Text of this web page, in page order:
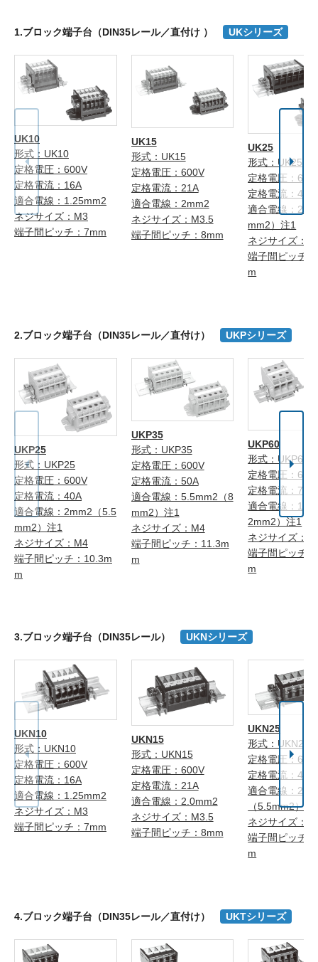
1.ブロック端子台（DIN35レール／直付け ） UKシリーズ
UK10
形式：UK10
定格電圧：600V
定格電流：16A
適合電線：1.25mm2
ネジサイズ：M3
端子間ピッチ：7mm
UK15
形式：UK15
定格電圧：600V
定格電流：21A
適合電線：2mm2
ネジサイズ：M3.5
端子間ピッチ：8mm
UK25
形式：UK25
定格電圧：
定格電流：40A
適合電線：
mm2）注1
ネジサイズ：
端子間ピッチ
m
2.ブロック端子台（DIN35レール／直付け） UKPシリーズ
UKP25
形式：UKP25
定格電圧：600V
定格電流：40A
適合電線：2mm2（5.5
mm2）注1
ネジサイズ：M4
端子間ピッチ：10.3m
m
UKP35
形式：UKP35
定格電圧：600V
定格電流：50A
適合電線：5.5mm2（8
mm2）注1
ネジサイズ：M4
端子間ピッチ：11.3m
m
UKP60
形式：UKP60
定格電圧：
定格電流：70A
適合電線：
2mm2）注1
ネジサイズ：
端子間ピッチ
m
3.ブロック端子台（DIN35レール） UKNシリーズ
UKN10
形式：UKN10
定格電圧：600V
定格電流：16A
適合電線：1.25mm2
ネジサイズ：M3
端子間ピッチ：7mm
UKN15
形式：UKN15
定格電圧：600V
定格電流：21A
適合電線：2.0mm2
ネジサイズ：M3.5
端子間ピッチ：8mm
UKN25
形式：UKN25
定格電圧：
定格電流：40A
適合電線：
（5.5mm2）注
ネジサイズ：
端子間ピッチ
m
4.ブロック端子台（DIN35レール／直付け） UKTシリーズ